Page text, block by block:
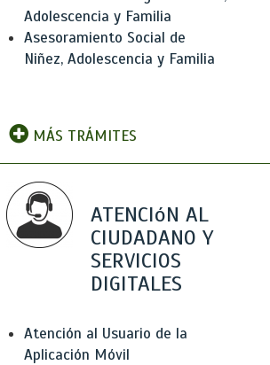
Adolescencia y Familia
Asesoramiento Social de
Niñez, Adolescencia y Familia
MÁS TRÁMITES
ATENCIóN AL
CIUDADANO Y
SERVICIOS
DIGITALES
Atención al Usuario de la
Aplicación Móvil